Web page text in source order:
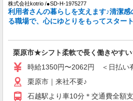
の仕事！◆週3〜
時給1450円〜
通費全支給(ガソリン代
栗原市｜来社不要♪
派遣社員
株式会社kotrio /●SD-H-2066615
株式会社kotrio /●SD-H-1975277
利用者さんの暮らしを支えます♪清潔感
る職場で、心にゆとりをもってスタート
栗原市★シフト柔軟で長く働きやす
時給1350円〜2062円 ＜日払い
栗原市｜来社不要♪
石越駅より車10分＊交通費全額